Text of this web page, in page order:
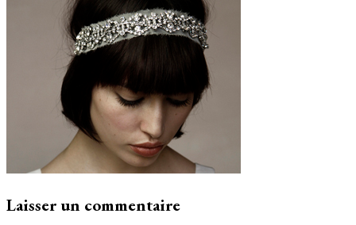
Laisser un commentaire